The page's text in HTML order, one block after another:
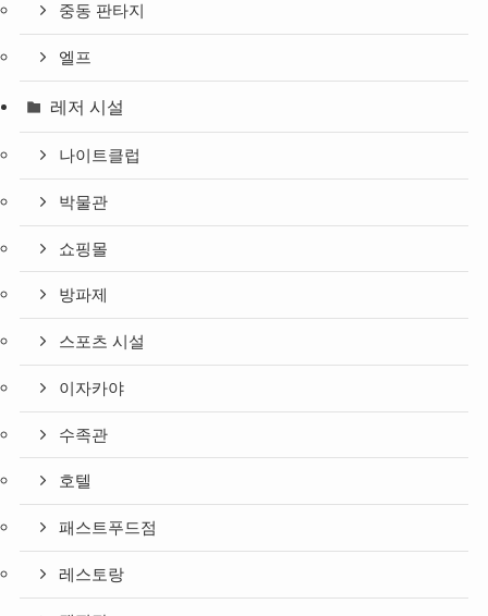
중동 판타지
엘프
레저 시설
나이트클럽
박물관
쇼핑몰
방파제
스포츠 시설
이자카야
수족관
호텔
패스트푸드점
레스토랑